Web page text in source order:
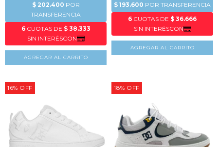
AGREGAR AL CARRITO
AGREGAR AL CARRITO
16% OFF 18% OFF